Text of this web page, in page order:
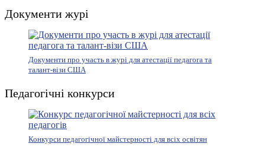
Документи журі
Документи про участь в журі для атестації педагога та
талант-візи США
Педагогічні конкурси
Конкурси педагогічної майстерності для всіх освітян